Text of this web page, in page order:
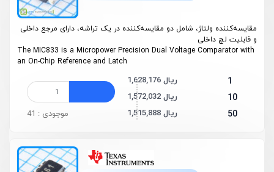
مقایسه‌کننده ولتاژ، شامل دو مقایسه‌کننده در یک تراشه، دارای مرجع داخلی
و قابلیت لچ داخلی
The MIC833 is a Micropower Precision Dual Voltage Comparator with
an On-Chip Reference and Latch
1 1,628,176 ریال
10 1,572,032 ریال
50 1,515,888 ریال موجودی : 41